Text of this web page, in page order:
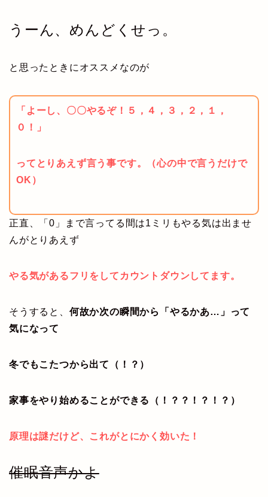
うーん、めんどくせっ。
と思ったときにオススメなのが
「よーし、〇〇やるぞ！５，４，３，２，１，
０！」
ってとりあえず言う事です。（心の中で言うだけで
OK）
正直、「0」まで言ってる間は1ミリもやる気は出ませ
んがとりあえず
やる気があるフリをしてカウントダウンしてます。
そうすると、 何故か次の瞬間から「やるかあ…」って
気になって
冬でもこたつから出て（！？）
家事をやり始めることができる（！？？！？！？）
原理は謎だけど、これがとにかく効いた！
催眠音声かよ